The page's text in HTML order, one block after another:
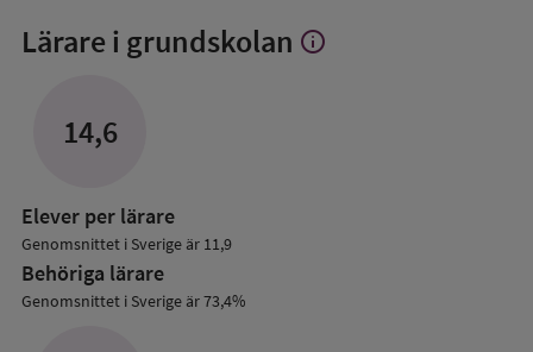
Lärare i grundskolan Visa
info
14,6
Elever per lärare
Genomsnittet i Sverige är 11,9
Behöriga lärare
Genomsnittet i Sverige är 73,4%